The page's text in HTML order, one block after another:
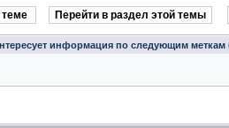
теме Перейти в раздел этой темы
информация по следующим меткам